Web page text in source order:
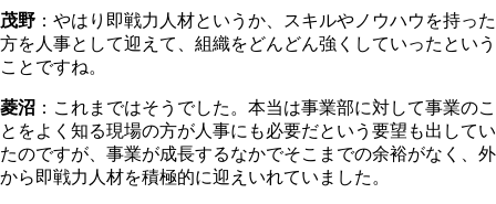
茂野 ：やはり即戦力人材というか、スキルやノウハウを持った
方を人事として迎えて、組織をどんどん強くしていったという
ことですね。
菱沼 ：これまではそうでした。本当は事業部に対して事業のこ
とをよく知る現場の方が人事にも必要だという要望も出してい
たのですが、事業が成長するなかでそこまでの余裕がなく、外
から即戦力人材を積極的に迎えいれていました。